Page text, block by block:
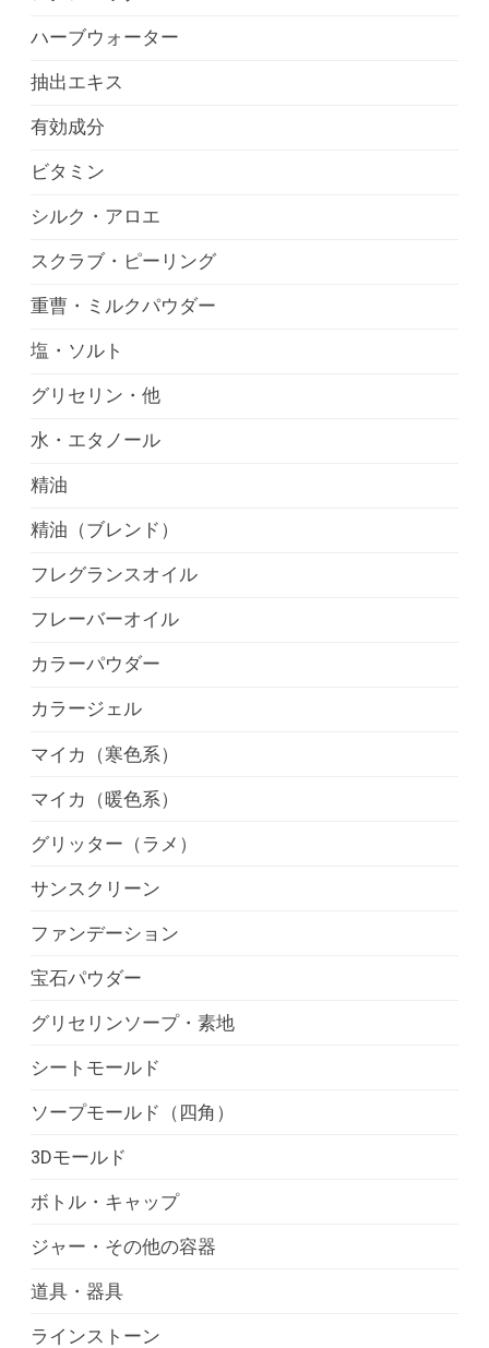
ハーブウォーター
抽出エキス
有効成分
ビタミン
シルク・アロエ
スクラブ・ピーリング
重曹・ミルクパウダー
塩・ソルト
グリセリン・他
水・エタノール
精油
精油（ブレンド）
フレグランスオイル
フレーバーオイル
カラーパウダー
カラージェル
マイカ（寒色系）
マイカ（暖色系）
グリッター（ラメ）
サンスクリーン
ファンデーション
宝石パウダー
グリセリンソープ・素地
シートモールド
ソープモールド（四角）
3Dモールド
ボトル・キャップ
ジャー・その他の容器
道具・器具
ラインストーン